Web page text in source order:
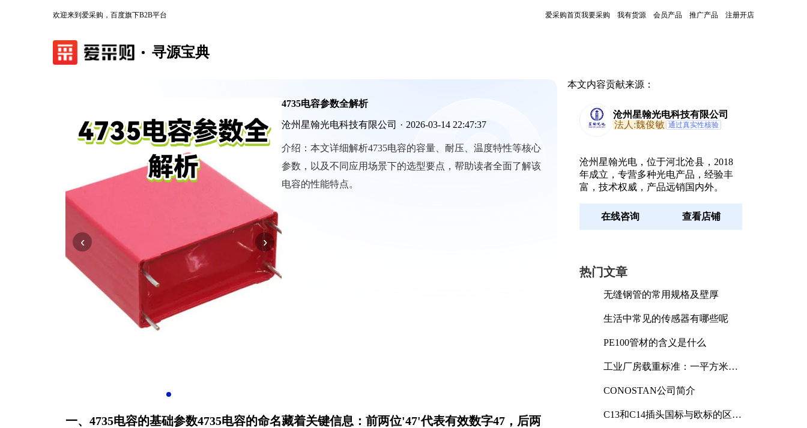
欢迎来到爱采购，百度旗下B2B平台 爱采购首页我要采购 我有货源 会员产品 推广产品 注册开店
寻源宝典
‹ ›
4735电容参数全解析
沧州星翰光电科技有限公司 · 2026-03-14 22:47:37
介绍： 本文详细解析4735电容的容量、耐压、温度特性等核心
参数，以及不同应用场景下的选型要点，帮助读者全面了解该
电容的性能特点。
一、4735电容的基础参数4735电容的命名藏着关键信息：前两位'47'代表有效数字47，后两
本文内容贡献来源：
沧州星翰光电科技有限公司
法人:魏俊敏 通过真实性核验
沧州星翰光电，位于河北沧县，2018
年成立，专营多种光电产品，经验丰
富，技术权威，产品远销国内外。
在线咨询 查看店铺
热门文章
无缝钢管的常用规格及壁厚
生活中常见的传感器有哪些呢
PE100管材的含义是什么
工业厂房载重标准：一平方米能
CONOSTAN公司简介
C13和C14插头国标与欧标的区别